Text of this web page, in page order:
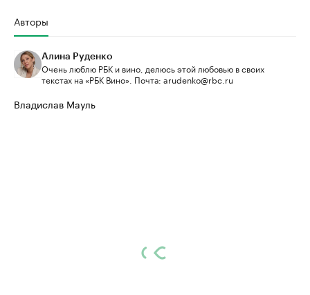
Авторы
Алина Руденко
Очень люблю РБК и вино, делюсь этой любовью в своих
текстах на «РБК Вино». Почта: arudenko@rbc.ru
Владислав Мауль